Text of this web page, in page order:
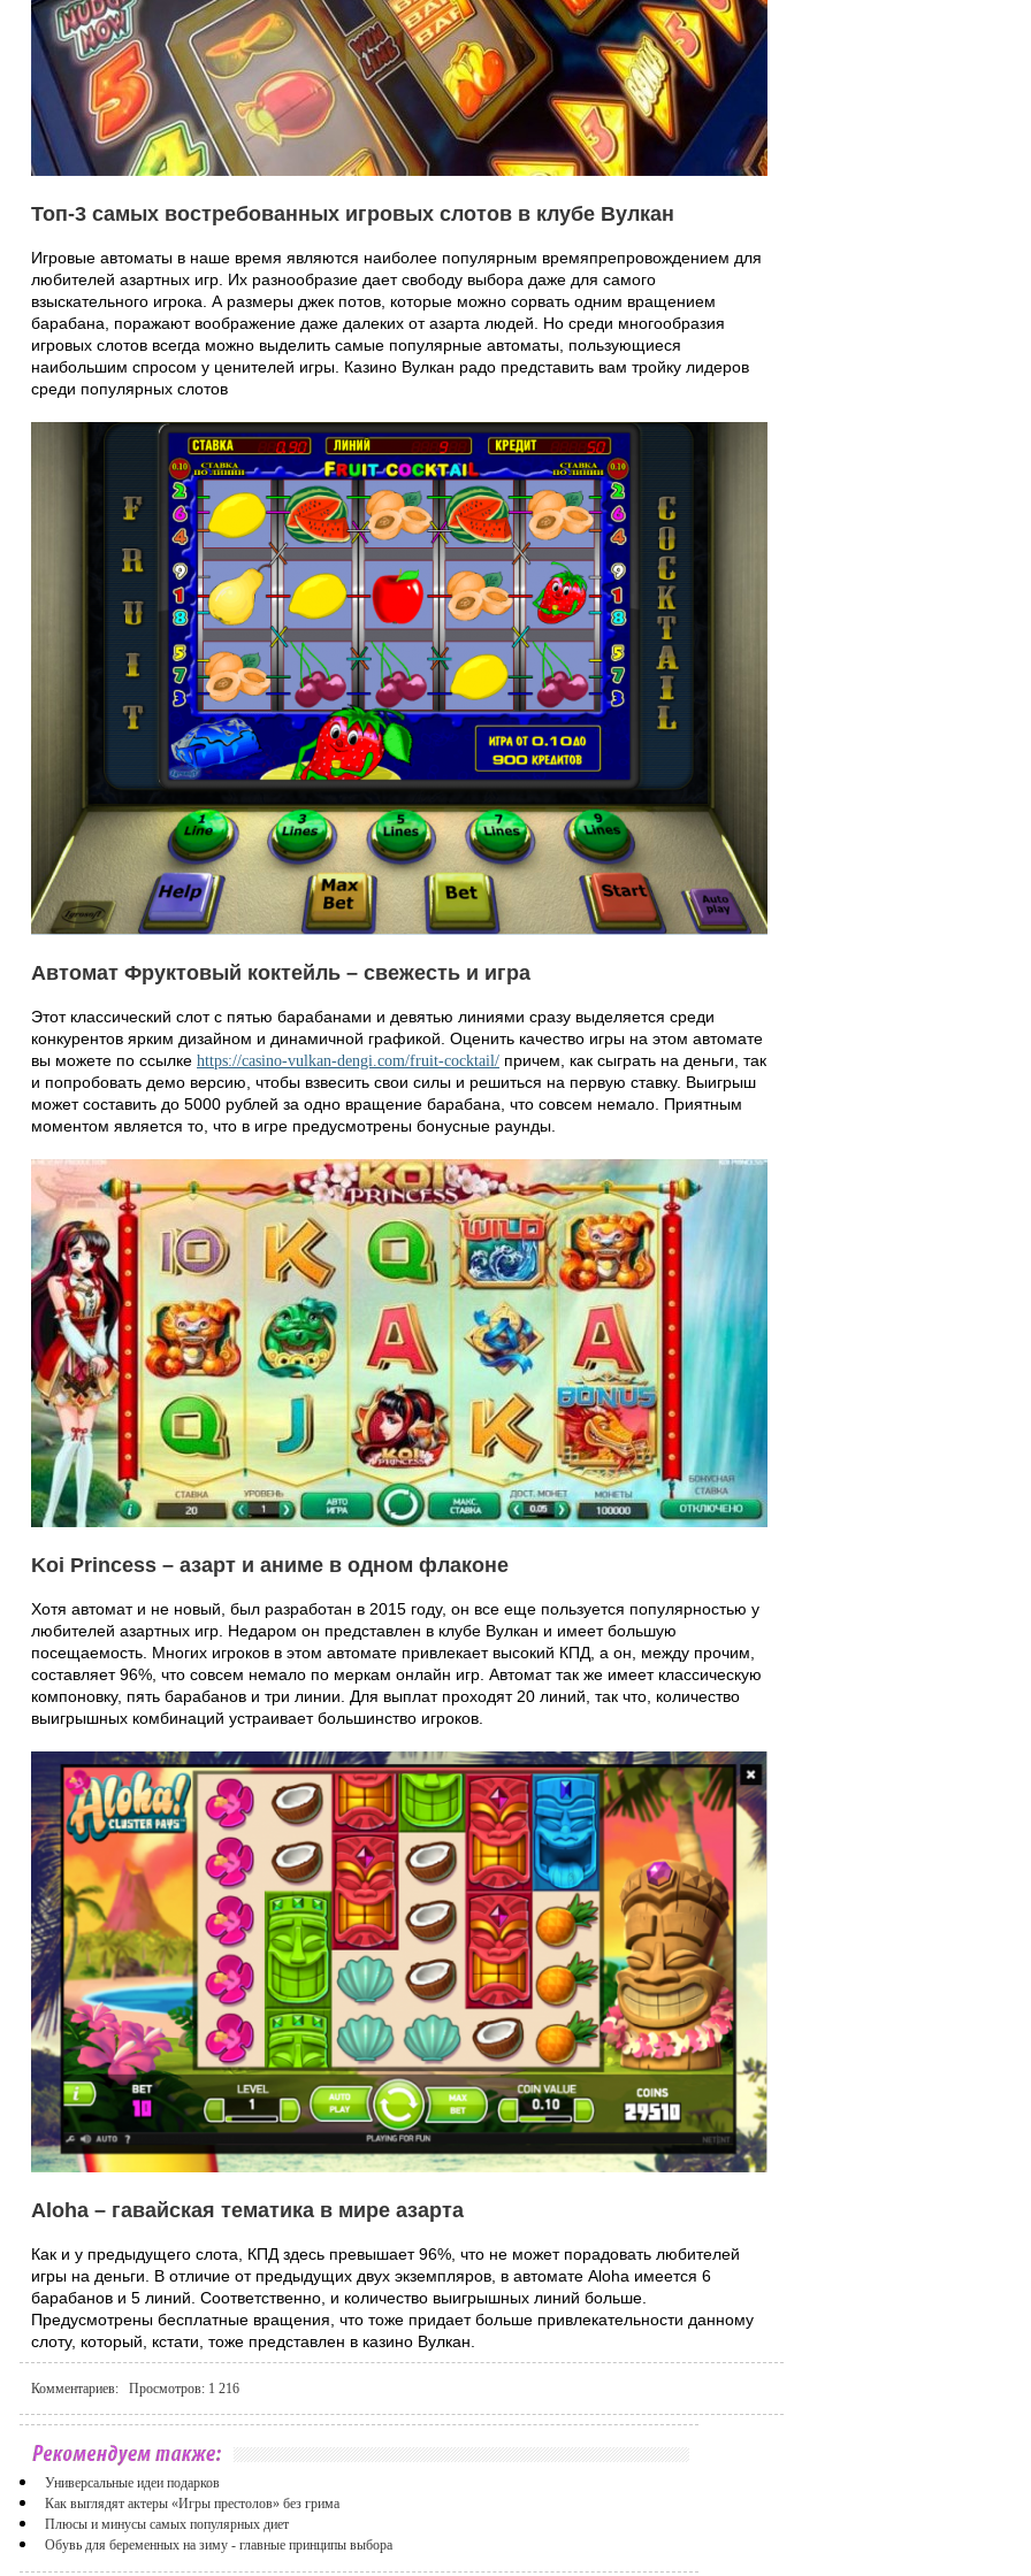
Топ-3 самых востребованных игровых слотов в клубе Вулкан
Игровые автоматы в наше время являются наиболее популярным времяпрепровождением для
любителей азартных игр. Их разнообразие дает свободу выбора даже для самого
взыскательного игрока. А размеры джек потов, которые можно сорвать одним вращением
барабана, поражают воображение даже далеких от азарта людей. Но среди многообразия
игровых слотов всегда можно выделить самые популярные автоматы, пользующиеся
наибольшим спросом у ценителей игры. Казино Вулкан радо представить вам тройку лидеров
среди популярных слотов
Автомат Фруктовый коктейль – свежесть и игра
Этот классический слот с пятью барабанами и девятью линиями сразу выделяется среди
конкурентов ярким дизайном и динамичной графикой. Оценить качество игры на этом автомате
вы можете по ссылке https://casino-vulkan-dengi.com/fruit-cocktail/ причем, как сыграть на деньги, так
и попробовать демо версию, чтобы взвесить свои силы и решиться на первую ставку. Выигрыш
может составить до 5000 рублей за одно вращение барабана, что совсем немало. Приятным
моментом является то, что в игре предусмотрены бонусные раунды.
Koi Princess – азарт и аниме в одном флаконе
Хотя автомат и не новый, был разработан в 2015 году, он все еще пользуется популярностью у
любителей азартных игр. Недаром он представлен в клубе Вулкан и имеет большую
посещаемость. Многих игроков в этом автомате привлекает высокий КПД, а он, между прочим,
составляет 96%, что совсем немало по меркам онлайн игр. Автомат так же имеет классическую
компоновку, пять барабанов и три линии. Для выплат проходят 20 линий, так что, количество
выигрышных комбинаций устраивает большинство игроков.
Aloha – гавайская тематика в мире азарта
Как и у предыдущего слота, КПД здесь превышает 96%, что не может порадовать любителей
игры на деньги. В отличие от предыдущих двух экземпляров, в автомате Aloha имеется 6
барабанов и 5 линий. Соответственно, и количество выигрышных линий больше.
Предусмотрены бесплатные вращения, что тоже придает больше привлекательности данному
слоту, который, кстати, тоже представлен в казино Вулкан.
Комментариев: Просмотров: 1 216
Универсальные идеи подарков
Как выглядят актеры «Игры престолов» без грима
Плюсы и минусы самых популярных диет
Обувь для беременных на зиму - главные принципы выбора